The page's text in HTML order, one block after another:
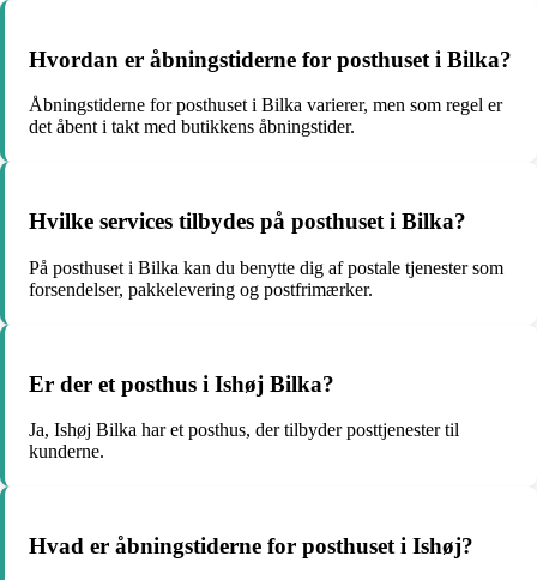
Hvordan er åbningstiderne for posthuset i Bilka?
Åbningstiderne for posthuset i Bilka varierer, men som regel er
det åbent i takt med butikkens åbningstider.
Hvilke services tilbydes på posthuset i Bilka?
På posthuset i Bilka kan du benytte dig af postale tjenester som
forsendelser, pakkelevering og postfrimærker.
Er der et posthus i Ishøj Bilka?
Ja, Ishøj Bilka har et posthus, der tilbyder posttjenester til
kunderne.
Hvad er åbningstiderne for posthuset i Ishøj?